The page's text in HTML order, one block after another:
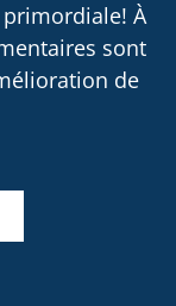
À
sont
de